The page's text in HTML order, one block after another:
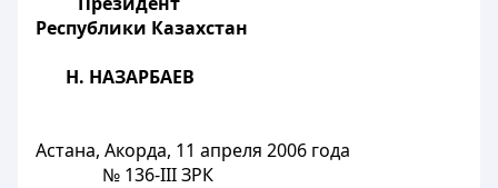
Республики Казахстан
Н. НАЗАРБАЕВ
Астана, Акорда, 11 апреля 2006 года
№ 136-III ЗРК